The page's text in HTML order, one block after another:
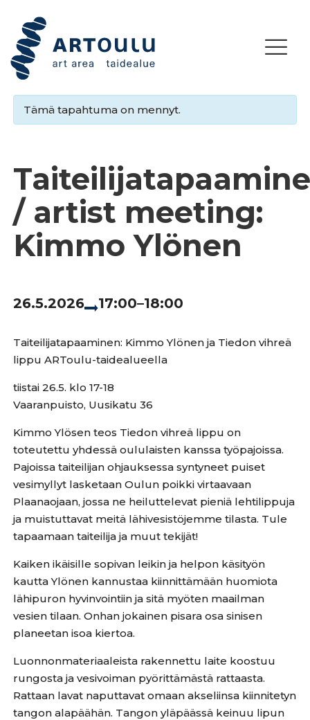
Tämä tapahtuma on mennyt.
/ artist meeting:
Kimmo Ylönen
26.5.2026 17:00–18:00
Taiteilijatapaaminen: Kimmo Ylönen ja Tiedon vihreä
lippu ARToulu-taidealueella
tiistai 26.5. klo 17-18
Vaaranpuisto, Uusikatu 36
Kimmo Ylösen teos Tiedon vihreä lippu on
toteutettu yhdessä oululaisten kanssa työpajoissa.
Pajoissa taiteilijan ohjauksessa syntyneet puiset
vesimyllyt lasketaan Oulun poikki virtaavaan
Plaanaojaan, jossa ne heiluttelevat pieniä lehtilippuja
ja muistuttavat meitä lähivesistöjemme tilasta. Tule
tapaamaan taiteilija ja muut tekijät!
Kaiken ikäisille sopivan leikin ja helpon käsityön
kautta Ylönen kannustaa kiinnittämään huomiota
lähipuron hyvinvointiin ja sitä myöten maailman
vesien tilaan. Onhan jokainen pisara osa sinisen
planeetan isoa kiertoa.
Luonnonmateriaaleista rakennettu laite koostuu
rungosta ja vesivoiman pyörittämästä rattaasta.
Rattaan lavat naputtavat omaan akseliinsa kiinnitetyn
tangon alapäähän. Tangon yläpäässä keinuu lipun